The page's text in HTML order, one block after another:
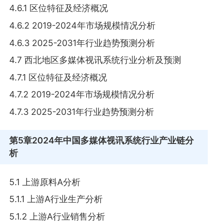
4.6.1 区位特征及经济概况
4.6.2 2019-2024年市场规模情况分析
4.6.3 2025-2031年行业趋势预测分析
4.7 西北地区多媒体视讯系统行业分析及预测
4.7.1 区位特征及经济概况
4.7.2 2019-2024年市场规模情况分析
4.7.3 2025-2031年行业趋势预测分析
第5章2024年中国多媒体视讯系统行业产业链分
析
5.1 上游原料A分析
5.1.1 上游A行业生产分析
5.1.2 上游A行业销售分析